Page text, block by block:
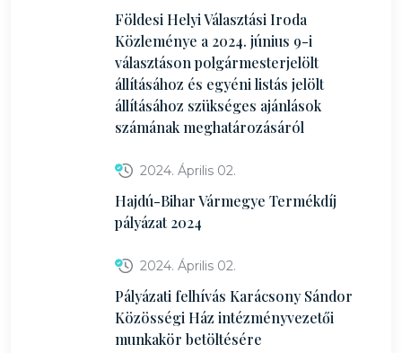
Földesi Helyi Választási Iroda
Közleménye a 2024. június 9-i
választáson polgármesterjelölt
állításához és egyéni listás jelölt
állításához szükséges ajánlások
számának meghatározásáról
2024. Április 02.
Hajdú-Bihar Vármegye Termékdíj
pályázat 2024
2024. Április 02.
Pályázati felhívás Karácsony Sándor
Közösségi Ház intézményvezetői
munkakör betöltésére